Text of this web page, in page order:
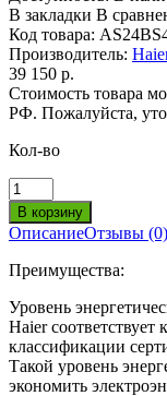
В закладки В
Код товара:
Производитель:
39 150 р.
Стоимость товара
РФ. Пожалуйста,
Кол-во
ОписаниеОтзывы (0)
Преимущества:
Уровень
Haier
классификации
Такой уровень
экономить